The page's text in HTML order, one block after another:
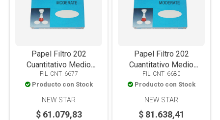
Papel Filtro 202
Cuantitativo Medio
150mm X 100u
FIL_CNT_6677
Producto con Stock
NEW STAR
$ 61.079,83
Papel Filtro 202
Cuantitativo Medio
180mm X 100u
FIL_CNT_6680
Producto con Stock
NEW STAR
$ 81.638,41